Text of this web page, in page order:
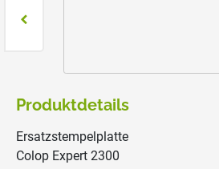
Produktdetails
Ersatzstempelplatte
Colop Expert 2300